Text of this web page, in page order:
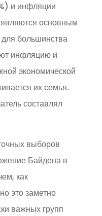
и инфляции
основным
большинства
инфляцию и
экономической
их семья.
составлял
выборов
Байдена в
как
это заметно
важных групп